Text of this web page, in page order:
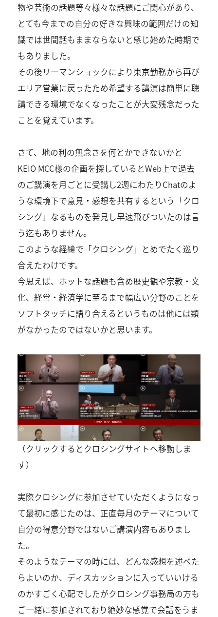
物や芸術の話題等々様々な話題にご関心があり、
とても今までの自分の好きな興味の範囲だけの知
識では世間話もままならないと感じ始めた時期で
もありました。
その後リーマンショックにより東京勤務から再び
エリア営業に戻ったため希望する講演は簡単に聴
講できる環境でなくなったことが大変残念だった
ことを覚えています。
さて、地の利の無念さを何とかできないかと
KEIO MCC様の企画を探しているとWeb上で過去
のご講演を月ごとに受講し2週にわたりChatのよ
うな環境下で意見・感想を共有するという「クロ
シング」なるものを発見し早速飛びついたのは言
う迄もありません。
このような経緯で「クロシング」とめでたく巡り
合えたわけです。
今思えば、ホットな話題も含め歴史観や宗教・文
化、経営・経済学に至るまで幅広い分野のことを
ソフトタッチに語り合えるというものは他には類
がなかったのではないかと思います。
（クリックするとクロシングサイトへ移動しま
す）
実際クロシングに参加させていただくようになっ
て最初に感じたのは、正直毎月のテーマについて
自分の得意分野ではないご講演内容もありまし
た。
そのようなテーマの時には、どんな感想を述べた
らよいのか、ディスカッションに入っていいける
のかすごく心配でしたがクロシング事務局の方も
ご一緒に参加されており絶妙な感覚で会話をうま